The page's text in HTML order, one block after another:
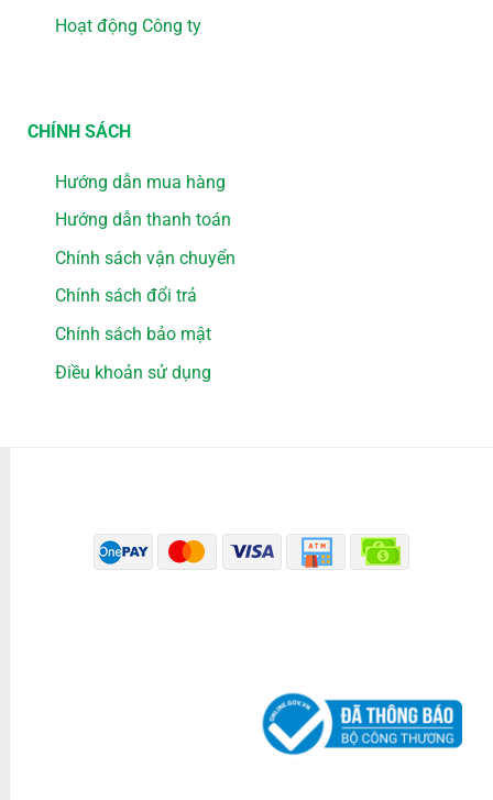
Hoạt động Công ty
CHÍNH SÁCH
Hướng dẫn mua hàng
Hướng dẫn thanh toán
Chính sách vận chuyển
Chính sách đổi trả
Chính sách bảo mật
Điều khoản sử dụng